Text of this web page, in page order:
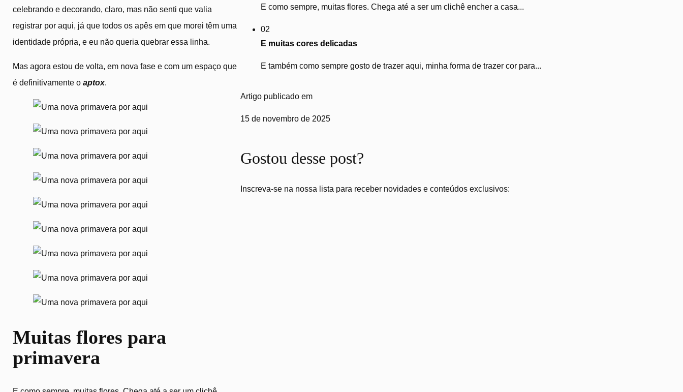
celebrando e decorando, claro, mas não senti que valia
registrar por aqui, já que todos os apês em que morei têm uma
identidade própria, e eu não queria quebrar essa linha.
Mas agora estou de volta, em nova fase e com um espaço que
é definitivamente o aptox.
Muitas flores para
primavera
E como sempre, muitas flores. Chega até a ser um clichê encher a casa...
02
E muitas cores delicadas
E também como sempre gosto de trazer aqui, minha forma de trazer cor para...
Artigo publicado em
15 de novembro de 2025
Gostou desse post?
Inscreva-se na nossa lista para receber novidades e conteúdos exclusivos: